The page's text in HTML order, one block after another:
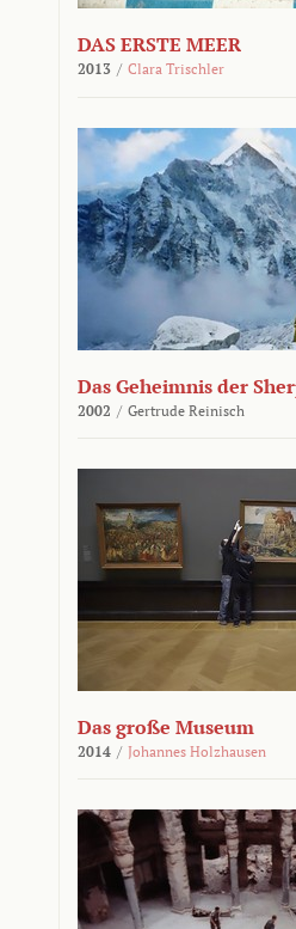
DAS ERSTE MEER
2013 / Clara Trischler
Das Geheimnis der
2002 / Gertrude Reinisch
Das große Museum
2014 / Johannes Holzhausen